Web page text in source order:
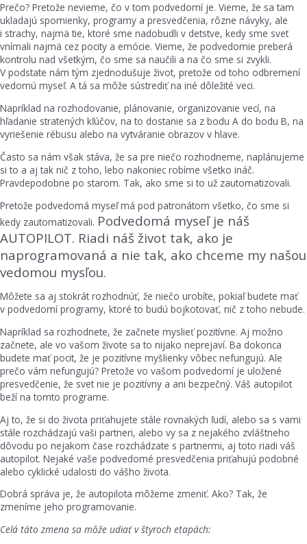
Prečo? Pretože nevieme, čo v tom podvedomí je. Vieme, že sa tam
ukladajú spomienky, programy a presvedčenia, rôzne návyky, ale
i strachy, najmä tie, ktoré sme nadobudli v detstve, kedy sme svet
vnímali najmä cez pocity a emócie. Vieme, že podvedomie preberá
kontrolu nad všetkým, čo sme sa naučili a na čo sme si zvykli.
V podstate nám tým zjednodušuje život, pretože od toho odbremení
vedomú myseľ. A tá sa môže sústrediť na iné dôležité veci.
Napríklad na rozhodovanie, plánovanie, organizovanie vecí, na
hľadanie stratených kľúčov, na to dostanie sa z bodu A do bodu B, na
vyriešenie rébusu alebo na vytváranie obrazov v hlave.
Často sa nám však stáva, že sa pre niečo rozhodneme, naplánujeme
si to a aj tak nič z toho, lebo nakoniec robíme všetko ináč.
Pravdepodobne po starom. Tak, ako sme si to už zautomatizovali.
Pretože podvedomá myseľ má pod patronátom všetko, čo sme si
kedy zautomatizovali. Podvedomá myseľ je náš
AUTOPILOT. Riadi náš život tak, ako je
naprogramovaná a nie tak, ako chceme my našou
vedomou mysľou.
Môžete sa aj stokrát rozhodnúť, že niečo urobíte, pokiaľ budete mať
v podvedomí programy, ktoré to budú bojkotovať, nič z toho nebude.
Napríklad sa rozhodnete, že začnete myslieť pozitívne. Aj možno
začnete, ale vo vašom živote sa to nijako neprejaví. Ba dokonca
budete mať pocit, že je pozitívne myšlienky vôbec nefungujú. Ale
prečo vám nefungujú? Pretože vo vašom podvedomí je uložené
presvedčenie, že svet nie je pozitívny a ani bezpečný. Váš autopilot
beží na tomto programe.
Aj to, že si do života priťahujete stále rovnakých ľudí, alebo sa s vami
stále rozchádzajú vaši partneri, alebo vy sa z nejakého zvláštneho
dôvodu po nejakom čase rozchádzate s partnermi, aj toto riadi váš
autopilot. Nejaké vaše podvedomé presvedčenia priťahujú podobné
alebo cyklické udalosti do vášho života.
Dobrá správa je, že autopilota môžeme zmeniť. Ako? Tak, že
zmeníme jeho programovanie.
Celá táto zmena sa môže udiať v štyroch etapách: